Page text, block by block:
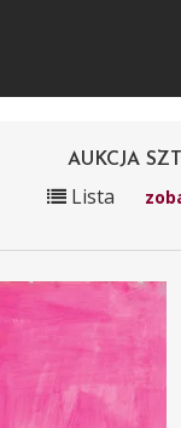
AUKCJA
Lista